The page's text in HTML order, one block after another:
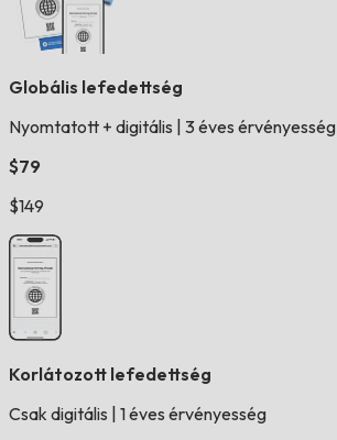
Globális lefedettség
Nyomtatott + digitális 3 éves érvényesség
$79
$149
Korlátozott lefedettség
Csak digitális 1 éves érvényesség